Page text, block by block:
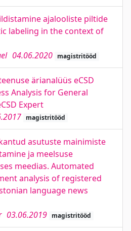
ajalooliste piltide
labeling in the context of
04.06.2020 magistritööd
ärianalüüs eCSD
Analysis for General
Expert
magistritööd
asutuste mainimiste
ja meelsuse
meedias. Automated
analysis of registered
language news
03.06.2019 magistritööd